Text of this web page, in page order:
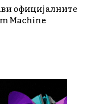
официјалните
Machine